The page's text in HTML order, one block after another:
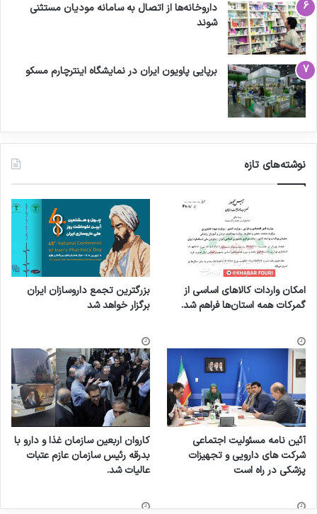
داروخانه‌ها از اتصال به سامانه مودیان مستثنی
شوند
برپایی پاویون ایران در نمایشگاه اینترچارم مسکو
نوشته‌های تازه
امکان واردات کالاهای اساسی از
گمرکات همه استان‌ها فراهم شد.
بزرگترین تجمع داروسازان ایران
برگزار خواهد شد
آئین نامه مسئولیت اجتماعی
شرکت های دارویی و تجهیزات
پزشکی در راه است
کاروان اربعین سازمان غذا و دارو با
بدرقه رئیس سازمان عازم عتبات
عالیات شد.